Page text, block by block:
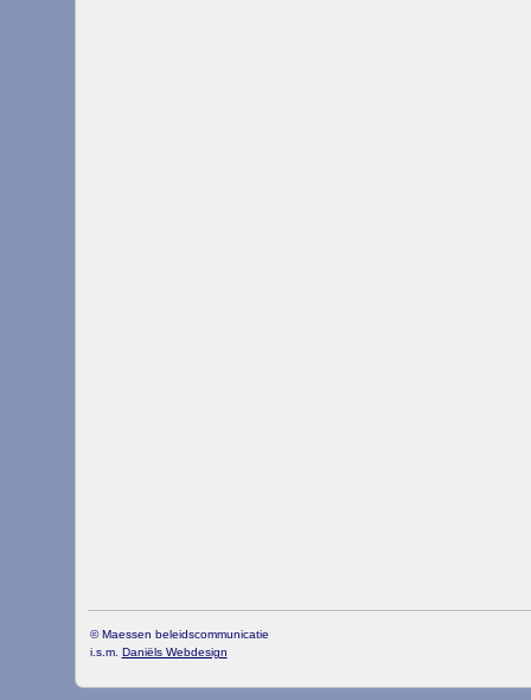
© Maessen beleidscommunicatie
i.s.m. Daniëls Webdesign